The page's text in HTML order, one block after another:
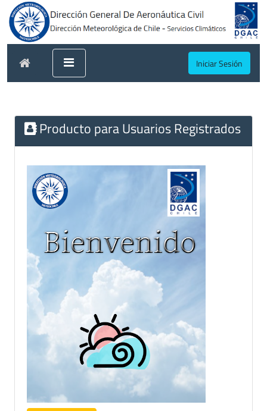
Iniciar Sesión
Producto para Usuarios Registrados